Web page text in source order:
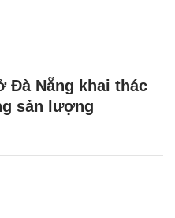
Đà Nẵng khai thác
sản lượng